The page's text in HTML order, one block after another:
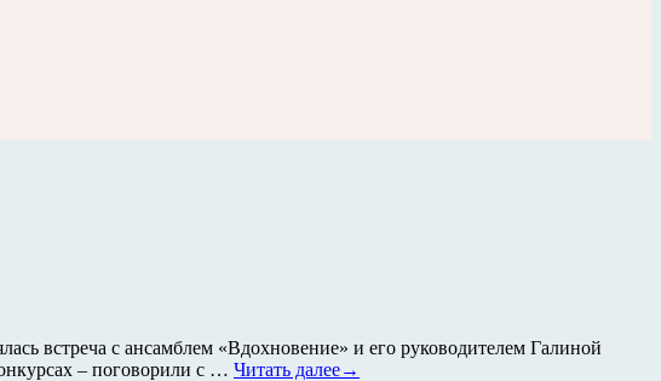
встреча с ансамблем «Вдохновение» и его руководителем Галиной
– поговорили с … Читать далее→